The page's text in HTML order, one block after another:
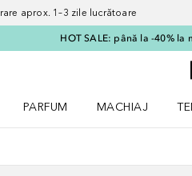
aprox. 1–3 zile lucrătoare
HOT SALE: până la -40% la
PARFUM
MACHIAJ